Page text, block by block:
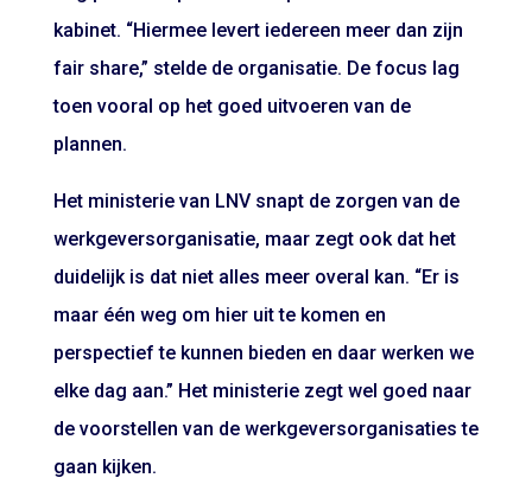
kabinet. “Hiermee levert iedereen meer dan zijn
fair share,” stelde de organisatie. De focus lag
toen vooral op het goed uitvoeren van de
plannen.
Het ministerie van LNV snapt de zorgen van de
werkgeversorganisatie, maar zegt ook dat het
duidelijk is dat niet alles meer overal kan. “Er is
maar één weg om hier uit te komen en
perspectief te kunnen bieden en daar werken we
elke dag aan.” Het ministerie zegt wel goed naar
de voorstellen van de werkgeversorganisaties te
gaan kijken.